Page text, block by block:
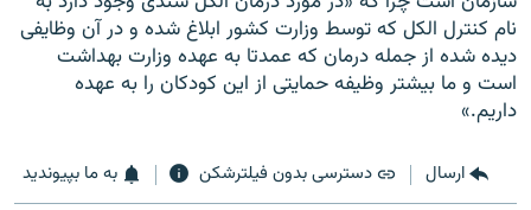
نام کنترل الکل که توسط وزارت کشور ابلاغ شده و در آن وظایفی
دیده شده از جمله درمان که عمدتا به عهده وزارت بهداشت
است و ما بیشتر وظیفه حمایتی از این کودکان را به عهده
داریم.»
ارسال دسترسی بدون فیلترشکن به ما بپیوندید